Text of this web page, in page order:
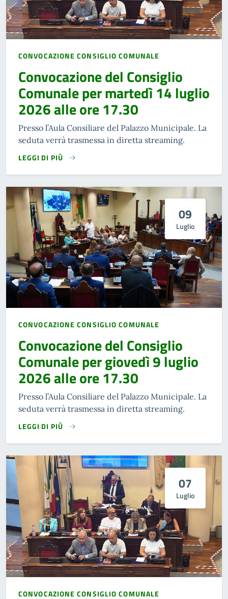
CONVOCAZIONE CONSIGLIO COMUNALE
Convocazione del Consiglio
Comunale per martedì 14 luglio
2026 alle ore 17.30
Presso l’Aula Consiliare del Palazzo Municipale. La
seduta verrà trasmessa in diretta streaming.
LEGGI DI PIÙ
09
Luglio
CONVOCAZIONE CONSIGLIO COMUNALE
Convocazione del Consiglio
Comunale per giovedì 9 luglio
2026 alle ore 17.30
Presso l’Aula Consiliare del Palazzo Municipale. La
seduta verrà trasmessa in diretta streaming.
LEGGI DI PIÙ
07
Luglio
CONVOCAZIONE CONSIGLIO COMUNALE